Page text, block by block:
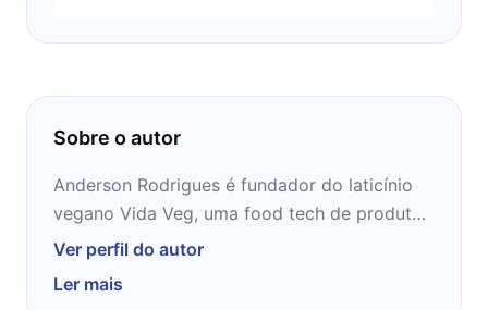
Sobre o autor
Anderson Rodrigues é fundador do laticínio
vegano Vida Veg, uma food tech de produtos
plant-based que surgiu em 2015. É também
empreendedor do ano pela Ernst & Young
Ver perfil do autor
Ler mais